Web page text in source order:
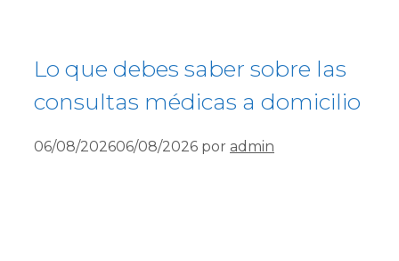
Lo que debes saber sobre las
consultas médicas a domicilio
06/08/202606/08/2026 por admin